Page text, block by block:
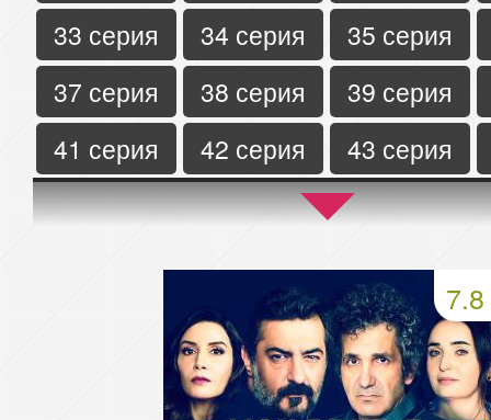
33 серия
34 серия
35 серия
37 серия
38 серия
39 серия
41 серия
42 серия
43 серия
45 серия
46 серия
47 серия
50 серия
51 серия
54 серия
55 серия
58 серия
59 серия
7.8